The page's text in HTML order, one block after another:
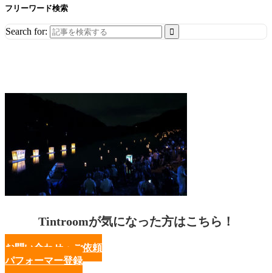
フリーワード検索
Search for:
Tintroomが気になった方はこちら！
お問い合わせ・ご依頼
パフォーマー登録